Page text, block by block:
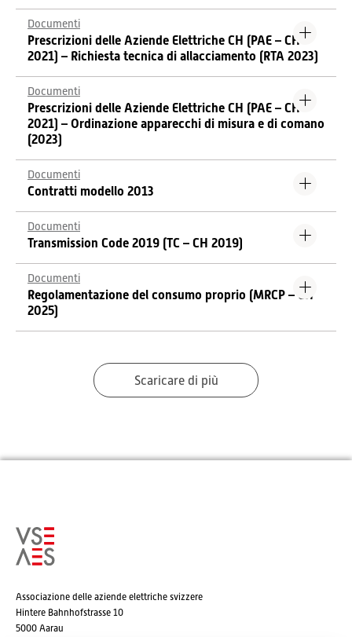
Documenti
Prescrizioni delle Aziende Elettriche CH (PAE – CH
2021) – Richiesta tecnica di allacciamento (RTA 2023)
Documenti
Prescrizioni delle Aziende Elettriche CH (PAE – CH
2021) – Ordinazione apparecchi di misura e di comano
(2023)
Documenti
Contratti modello 2013
Documenti
Transmission Code 2019 (TC – CH 2019)
Documenti
Regolamentazione del consumo proprio (MRCP – CH
2025)
Scaricare di più
Associazione delle aziende elettriche svizzere
Hintere Bahnhofstrasse 10
5000 Aarau